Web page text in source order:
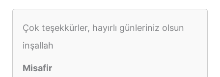
Çok teşekkürler, hayırlı günleriniz olsun
inşallah
Misafir